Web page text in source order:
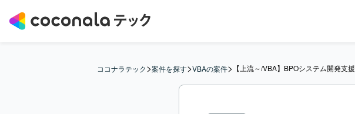
ココナラテック>案件を探す>VBAの案件> 【上流～/VBA】BPOシステム開発支援